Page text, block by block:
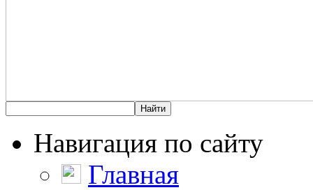
Навигация по сайту
Главная